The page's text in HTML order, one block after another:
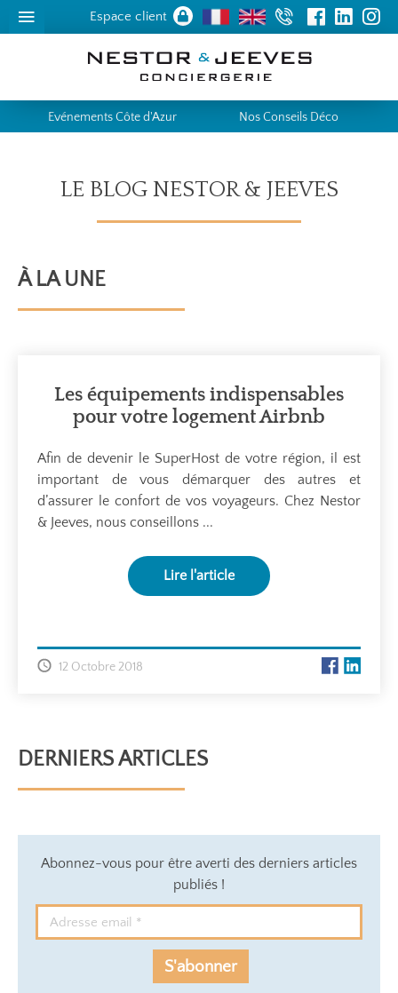
Espace client
Evénements Côte d'Azur Nos Conseils Déco
LE BLOG NESTOR & JEEVES
À LA UNE
Les équipements indispensables
pour votre logement Airbnb
Afin de devenir le SuperHost de votre région, il est
important de vous démarquer des autres et
d’assurer le confort de vos voyageurs. Chez Nestor
& Jeeves, nous conseillons ...
Lire l'article
12 Octobre 2018
DERNIERS ARTICLES
Abonnez-vous pour être averti des derniers articles
publiés !
S'abonner